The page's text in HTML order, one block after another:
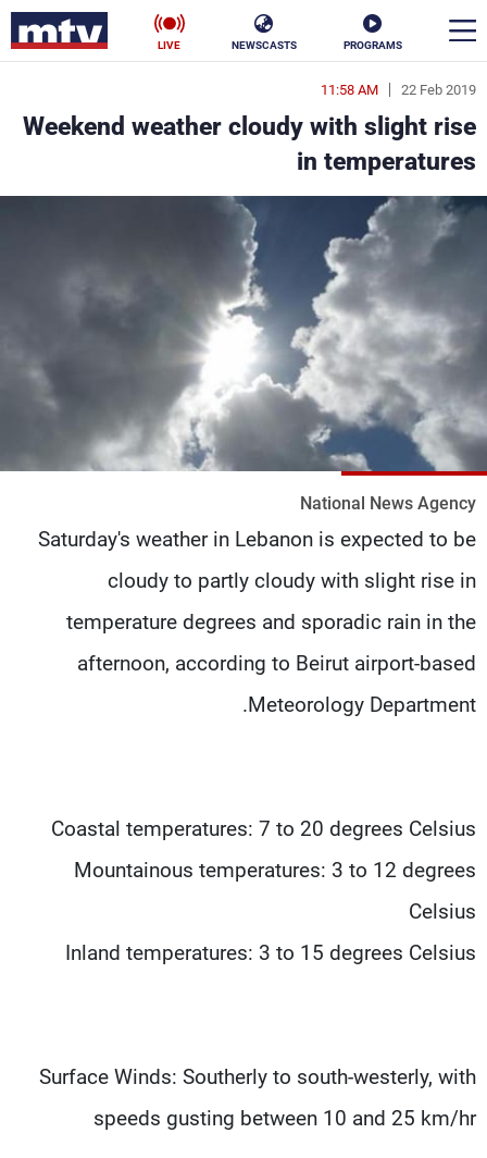
PROGRAMS
NEWSCASTS
LIVE
22 Feb 2019
11:58 AM
Weekend weather cloudy with slight rise
in temperatures
National News Agency
Saturday's weather in Lebanon is expected to be
cloudy to partly cloudy with slight rise in
temperature degrees and sporadic rain in the
afternoon, according to Beirut airport-based
Meteorology Department.
Coastal temperatures: 7 to 20 degrees Celsius
Mountainous temperatures: 3 to 12 degrees
Celsius
Inland temperatures: 3 to 15 degrees Celsius
Surface Winds: Southerly to south-westerly, with
speeds gusting between 10 and 25 km/hr
en
الأخبار
سياسة ناس
إقتصاد
منوعات رياضة
كأس العالم
البرامج
جدول البرامج
شاهد البرامج
الترددات
عن MTV
الإنـتـاج
لاعلاناتكم
تواصل معنا
شروط الإسـتخدام
سياسة الخصوصية